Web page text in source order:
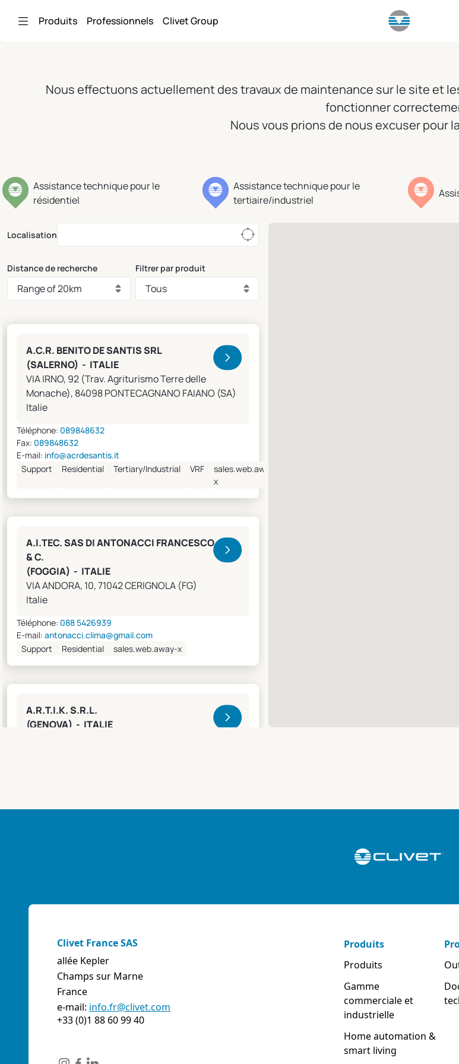
Produits Professionnels Clivet Group
Nous effectuons actuellement des travaux de maintenance sur le site et
fonctionner
Nous vous prions de nous excuser pour
Assistance technique pour le
résidentiel
Assistance technique pour le
tertiaire/industriel
Localisation
Distance de recherche Filtrer par produit
A.C.R. BENITO DE SANTIS SRL
(SALERNO) - ITALIE
VIA IRNO, 92 (Trav. Agriturismo Terre delle
Monache), 84098 PONTECAGNANO FAIANO (SA)
Italie
Téléphone: 089848632
Fax: 089848632
E-mail: info@acrdesantis.it
Support
Residential Tertiary/Industrial VRF
sales.web.away-
x
A.I.TEC. SAS DI ANTONACCI FRANCESCO
& C.
(FOGGIA) - ITALIE
VIA ANDORA, 10, 71042 CERIGNOLA (FG)
Italie
Téléphone: 088 5426939
E-mail: antonacci.clima@gmail.com
Support
Residential sales.web.away-x
A.R.T.I.K. S.R.L.
(GENOVA) - ITALIE
VIA MAESTRI DEL LAVORO, 4 - Z.I., 05023 BASCHI
0744/957610
0744956015
info@aziendaserviziitalia.it
Tertiary/Industrial
A.VENTI SRL
Clivet France SAS
allée Kepler
Champs sur Marne
France
e-mail: info.fr@clivet.com
+33 (0)1 88 60 99 40
Produits
Produits
Gamme
commerciale et
industrielle
Home automation &
smart living